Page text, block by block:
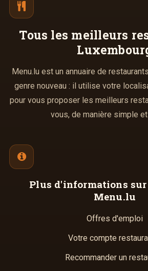
Tous les meilleurs
Menu.lu est un annuaire de
genre nouveau : il utilise votre
pour vous proposer les meilleurs
vous, de manière simple
Plus d'informations
Menu.lu
Offres d'emploi
Votre compte
Recommander un